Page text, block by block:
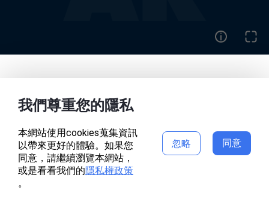
首頁 作品
專案頁面錯誤
我們尊重您的隱私
本網站使用cookies蒐集資訊
以帶來更好的體驗。如果您
同意，請繼續瀏覽本網站，
或是看看我們的隱私權政策
。
忽略 同意